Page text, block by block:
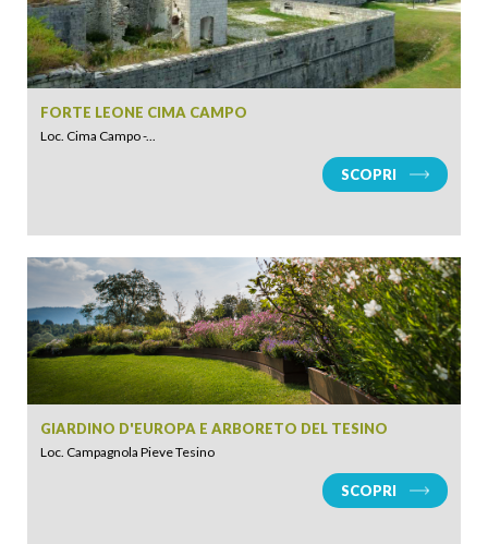
FORTE LEONE CIMA CAMPO
Loc. Cima Campo -...
SCOPRI
GIARDINO D'EUROPA E ARBORETO DEL TESINO
Loc. Campagnola Pieve Tesino
SCOPRI